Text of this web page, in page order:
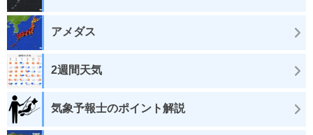
アメダス
2週間天気
気象予報士のポイント解説